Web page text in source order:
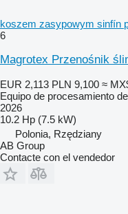
koszem zasypowym sinfín
6
Magrotex Przenośnik
EUR 2,113 PLN 9,100 ≈
Equipo de procesamiento
2026
10.2 Hp (7.5 kW)
Polonia, Rzędziany
AB Group
Contacte con el vendedor